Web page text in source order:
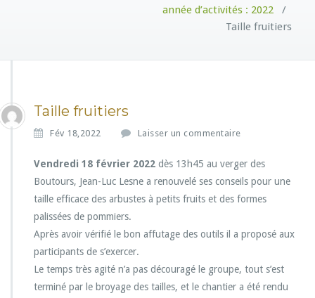
année d’activités : 2022 /
Taille fruitiers
Taille fruitiers
Fév 18,2022 Laisser un commentaire
Vendredi 18 février 2022 dès 13h45 au verger des
Boutours, Jean-Luc Lesne a renouvelé ses conseils pour une
taille efficace des arbustes à petits fruits et des formes
palissées de pommiers.
Après avoir vérifié le bon affutage des outils il a proposé aux
participants de s’exercer.
Le temps très agité n’a pas découragé le groupe, tout s’est
terminé par le broyage des tailles, et le chantier a été rendu